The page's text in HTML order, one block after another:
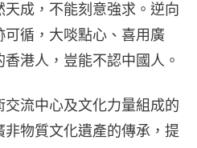
成，不能刻意強求。逆向
循，大啖點心、喜用廣
港人，豈能不認中國人。
流中心及文化力量組成的
非物質文化遺產的傳承，提